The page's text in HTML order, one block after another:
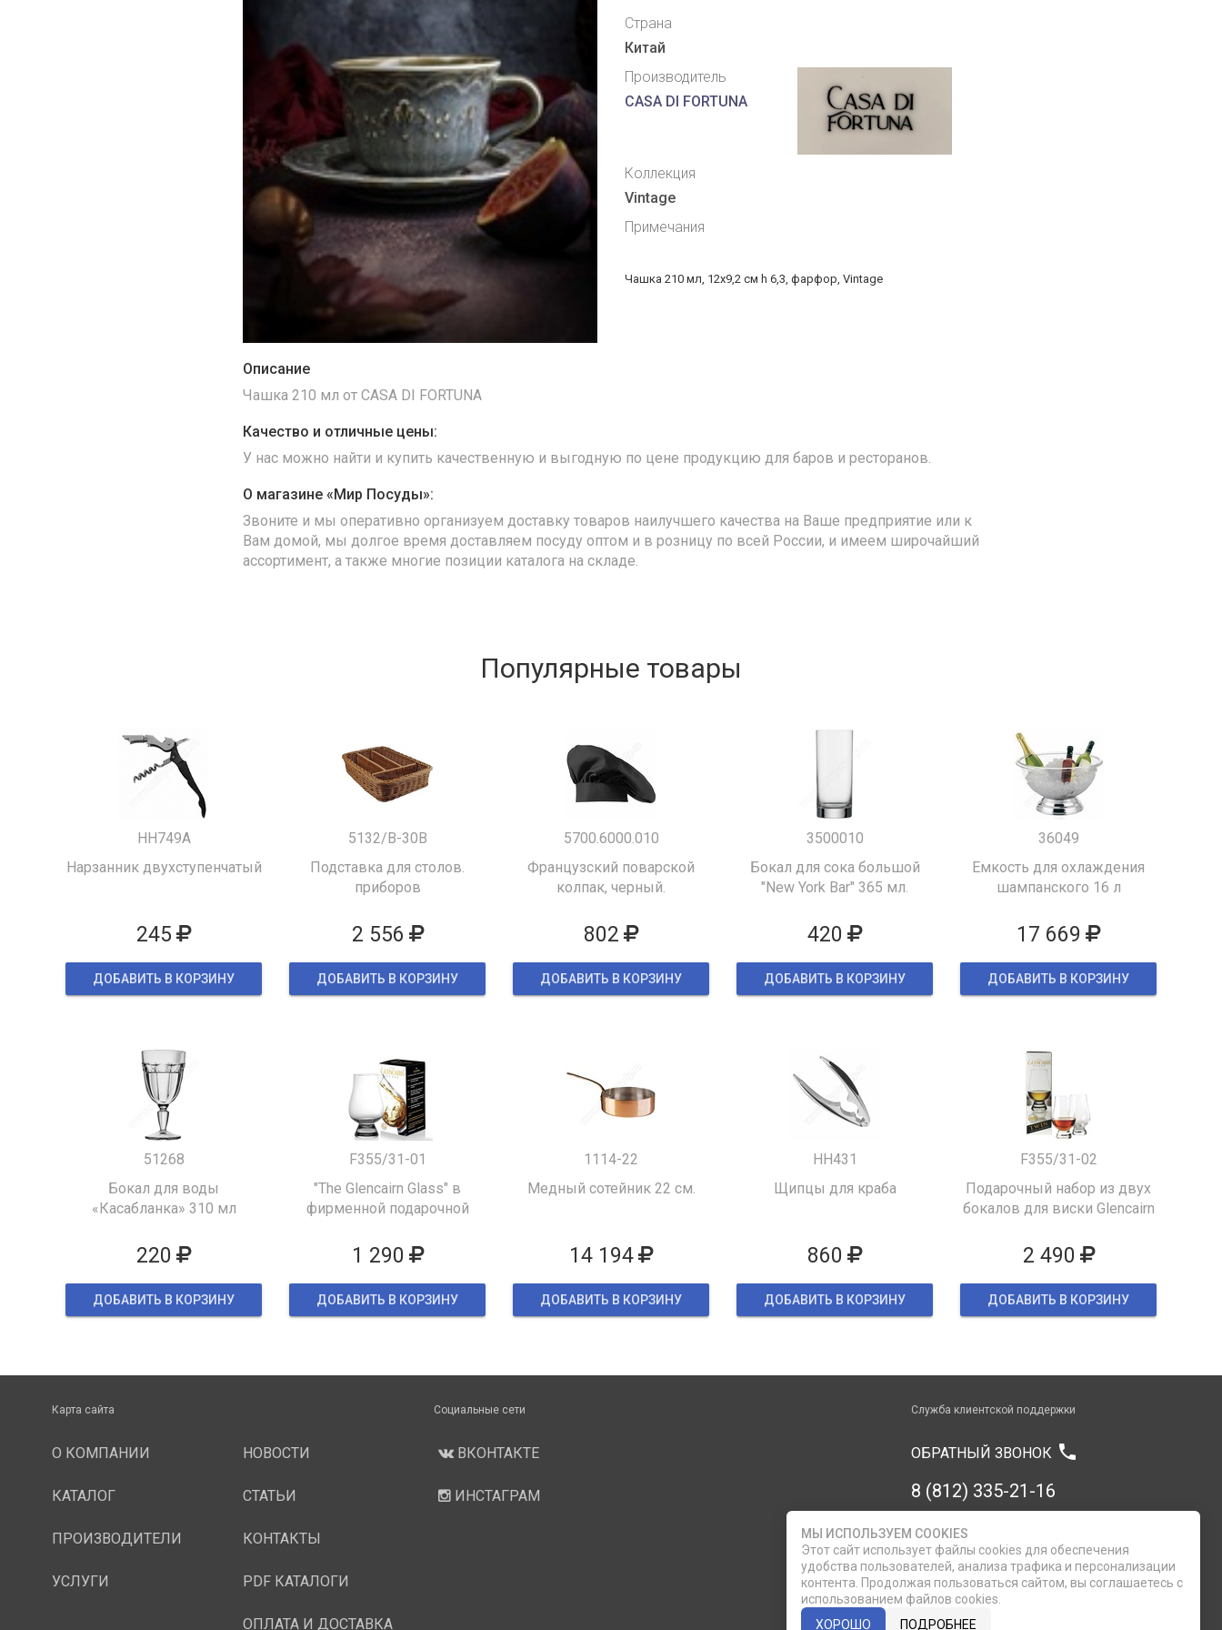
Страна
Китай
Производитель
CASA DI FORTUNA
Коллекция
Vintage
Примечания
Чашка 210 мл, 12x9,2 см h 6,3, фарфор, Vintage
Описание
Чашка 210 мл от CASA DI FORTUNA
Качество и отличные цены:
У нас можно найти и купить качественную и выгодную по цене продукцию для баров и ресторанов.
О магазине «Мир Посуды»:
Звоните и мы оперативно организуем доставку товаров наилучшего качества на Ваше предприятие или к
Вам домой, мы долгое время доставляем посуду оптом и в розницу по всей России, и имеем широчайший
ассортимент, а также многие позиции каталога на складе.
Популярные товары
HH749A
Нарзанник двухступенчатый
245
ДОБАВИТЬ В КОРЗИНУ
5132/B-30B
Подставка для столов.
приборов
2 556
ДОБАВИТЬ В КОРЗИНУ
5700.6000.010
Французский поварской
колпак, черный.
802
ДОБАВИТЬ В КОРЗИНУ
3500010
Бокал для сока большой
"New York Bar" 365 мл.
420
ДОБАВИТЬ В КОРЗИНУ
36049
Емкость для охлаждения
шампанского 16 л
17 669
ДОБАВИТЬ В КОРЗИНУ
51268
Бокал для воды
«Касабланка» 310 мл
220
ДОБАВИТЬ В КОРЗИНУ
F355/31-01
"The Glencairn Glass" в
фирменной подарочной
1 290
ДОБАВИТЬ В КОРЗИНУ
1114-22
Медный сотейник 22 см.
14 194
ДОБАВИТЬ В КОРЗИНУ
HH431
Щипцы для краба
860
ДОБАВИТЬ В КОРЗИНУ
F355/31-02
Подарочный набор из двух
бокалов для виски Glencairn
2 490
ДОБАВИТЬ В КОРЗИНУ
Карта сайта
О КОМПАНИИ
КАТАЛОГ
ПРОИЗВОДИТЕЛИ
УСЛУГИ
НОВОСТИ
СТАТЬИ
КОНТАКТЫ
PDF КАТАЛОГИ
ОПЛАТА И ДОСТАВКА
Социальные сети
ВКОНТАКТЕ
ИНСТАГРАМ
Служба клиентской поддержки
ОБРАТНЫЙ ЗВОНОК phone
8 (812) 335-21-16
8 (812) 335-21-17
7 (911) 947-43-48
МЫ ИСПОЛЬЗУЕМ COOKIES
Этот сайт использует файлы cookies для обеспечения
удобства пользователей, анализа трафика и персонализации
контента. Продолжая пользоваться сайтом, вы соглашаетесь с
использованием файлов cookies.
ХОРОШО
ПОДРОБНЕЕ